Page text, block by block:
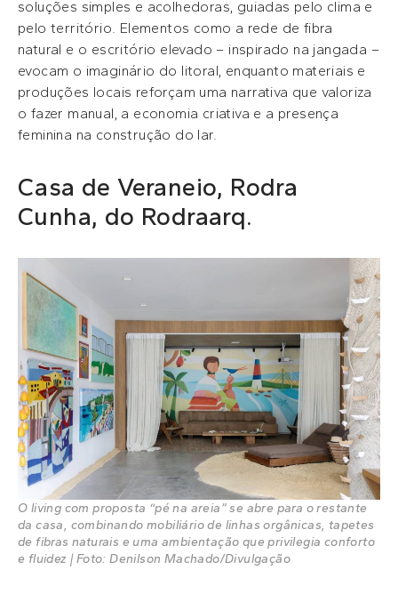
soluções simples e acolhedoras, guiadas pelo clima e
pelo território. Elementos como a rede de fibra
natural e o escritório elevado – inspirado na jangada –
evocam o imaginário do litoral, enquanto materiais e
produções locais reforçam uma narrativa que valoriza
o fazer manual, a economia criativa e a presença
feminina na construção do lar.
Casa de Veraneio, Rodra
Cunha, do Rodraarq.
O living com proposta “pé na areia” se abre para o restante
da casa, combinando mobiliário de linhas orgânicas, tapetes
de fibras naturais e uma ambientação que privilegia conforto
e fluidez | Foto: Denilson Machado/Divulgação